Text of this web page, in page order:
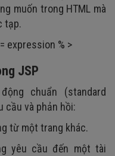
muốn trong HTML mà
tạp.
expression % >
JSP
chuẩn (standard
cầu và phản hồi:
từ một trang khác.
yêu cầu đến một tài